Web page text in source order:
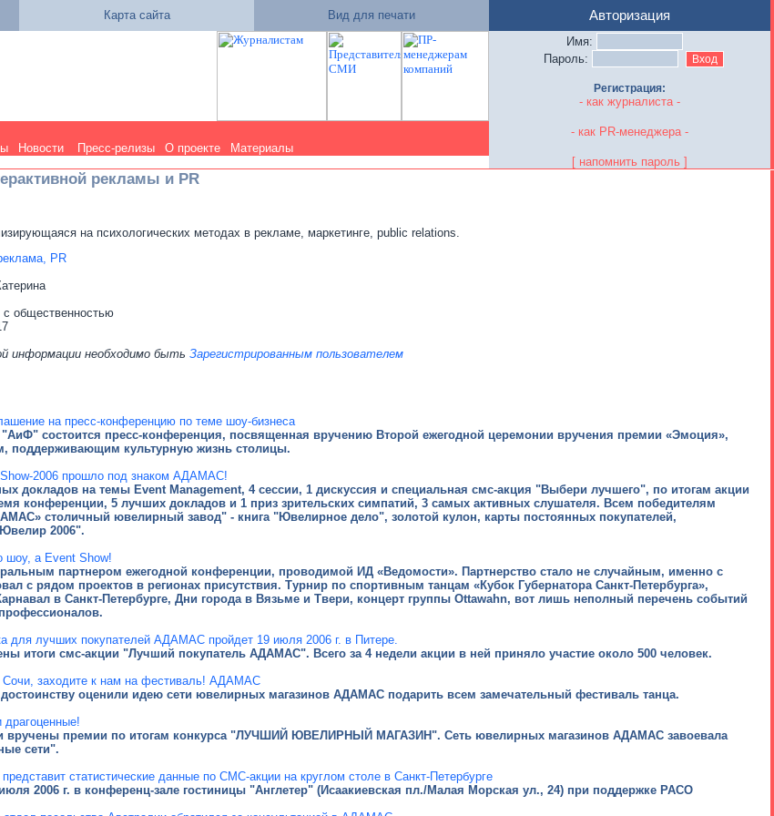
Карта сайта Вид для печати
Новости Пресс-релизы О проекте Материалы
Авторизация
Имя:
Пароль:
Регистрация:
- как журналиста -
- как PR-менеджера -
[ напомнить пароль ]
рекламы и PR
на психологических методах в рекламе, маркетинге, public relations.
PR
общественностью
информации необходимо быть Зарегистрированным пользователем
на пресс-конференцию по теме шоу-бизнеса
"АиФ" состоится пресс-конференция, посвященная вручению Второй ежегодной церемонии вручения премии «Эмоция»,
поддерживающим культурную жизнь столицы.
2006 прошло под знаком АДАМАС!
докладов на темы Event Management, 4 сессии, 1 дискуссия и специальная смс-акция "Выбери лучшего", по итогам акции
конференции, 5 лучших докладов и 1 приз зрительских симпатий, 3 самых активных слушателя. Всем победителям
столичный ювелирный завод" - книга "Ювелирное дело", золотой кулон, карты постоянных покупателей,
2006".
шоу, а Event Show!
партнером ежегодной конференции, проводимой ИД «Ведомости». Партнерство стало не случайным, именно с
с рядом проектов в регионах присутствия. Турнир по спортивным танцам «Кубок Губернатора Санкт-Петербурга»,
в Санкт-Петербурге, Дни города в Вязьме и Твери, концерт группы Ottawahn, вот лишь неполный перечень событий
для лучших покупателей АДАМАС пройдет 19 июля 2006 г. в Питере.
итоги смс-акции "Лучший покупатель АДАМАС". Всего за 4 недели акции в ней приняло участие около 500 человек.
Сочи, заходите к нам на фестиваль! АДАМАС
оценили идею сети ювелирных магазинов АДАМАС подарить всем замечательный фестиваль танца.
вручены премии по итогам конкурса "ЛУЧШИЙ ЮВЕЛИРНЫЙ МАГАЗИН". Сеть ювелирных магазинов АДАМАС завоевала
сети".
статистические данные по СМС-акции на круглом столе в Санкт-Петербурге
2006 г. в конференц-зале гостиницы "Англетер" (Исаакиевская пл./Малая Морская ул., 24) при поддержке РАСО